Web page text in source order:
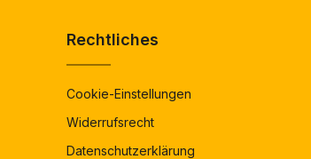
Rechtliches
Cookie-Einstellungen
Widerrufsrecht
Datenschutzerklärung